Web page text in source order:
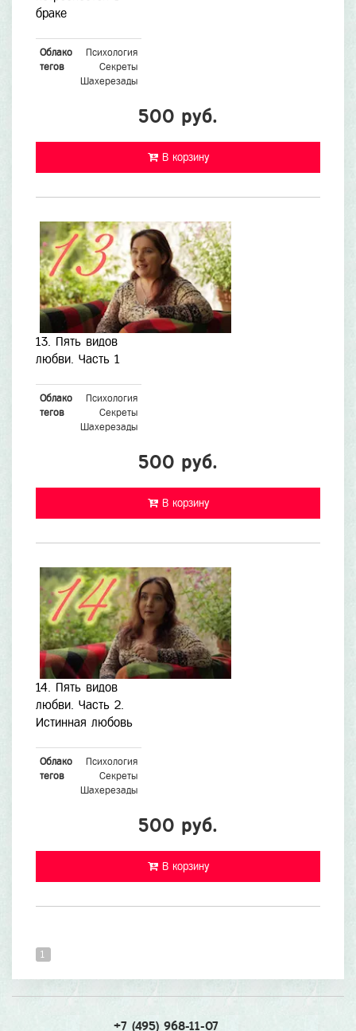
браке
Облако
тегов
Психология
Секреты
Шахерезады
500 руб.
В корзину
13. Пять видов
любви. Часть 1
Облако
тегов
Психология
Секреты
Шахерезады
500 руб.
В корзину
14. Пять видов
любви. Часть 2.
Истинная любовь
Облако
тегов
Психология
Секреты
Шахерезады
500 руб.
В корзину
1
+7 (495) 968-11-07